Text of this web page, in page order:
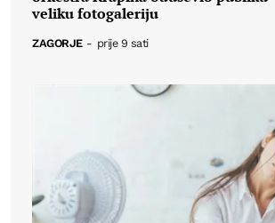
veliku fotogaleriju
ZAGORJE - prije 9 sati